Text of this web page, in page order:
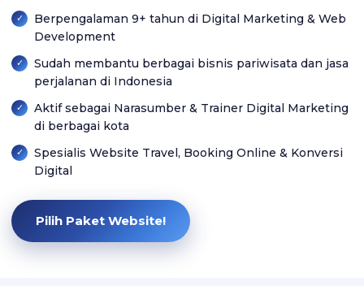
Berpengalaman 9+ tahun di Digital Marketing & Web
Development
Sudah membantu berbagai bisnis pariwisata dan jasa
perjalanan di Indonesia
Aktif sebagai Narasumber & Trainer Digital Marketing
di berbagai kota
Spesialis Website Travel, Booking Online & Konversi
Digital
Pilih Paket Website!